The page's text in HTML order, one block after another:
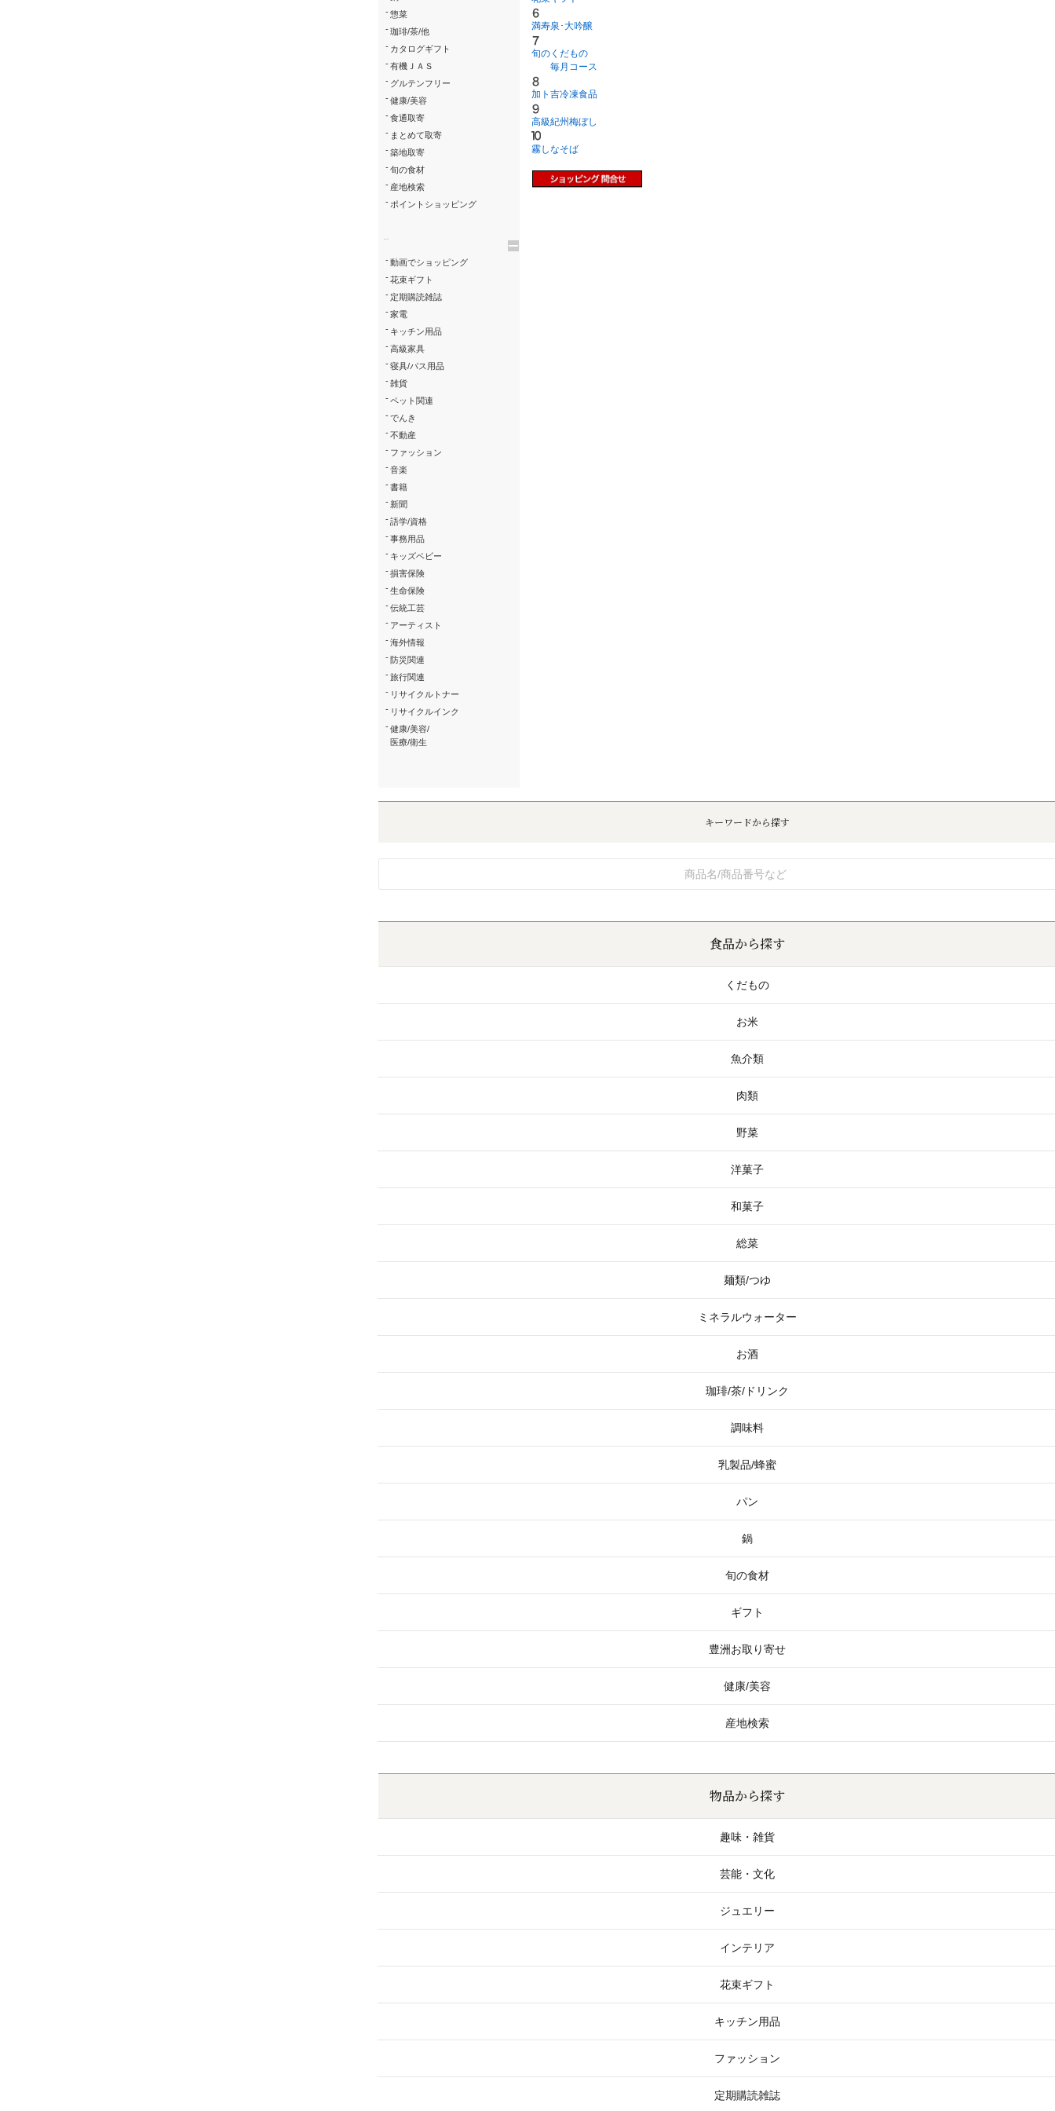
-惣菜
-珈琲/茶/他
- カタログギフト
-有機ＪＡＳ
- グルテンフリー
-健康/美容
-食通取寄
- まとめて取寄
-築地取寄
-旬の食材
- 産地検索
- ポイントショッピング
-動画でショッピング
-花束ギフト
- 定期購読雑誌
-家電
- キッチン用品
-高級家具
-寝具/バス用品
-雑貨
-ペット関連
-でんき
-不動産
- ファッション
-音楽
-書籍
- 新聞
-語学/資格
-事務用品
- キッズベビー
-損害保険
-生命保険
-伝統工芸
- アーティスト
-海外情報
-防災関連
-旅行関連
- リサイクルトナー
- リサイクルインク
-健康/美容/
医療/衛生
満寿泉･大吟醸
旬のくだもの
毎月コース
加ト吉冷凍食品
高級紀州梅ぼし
霧しなそば
キーワードから探す
食品から探す
くだもの
お米
魚介類
肉類
野菜
洋菓子
和菓子
総菜
麺類/つゆ
ミネラルウォーター
お酒
珈琲/茶/ドリンク
調味料
乳製品/蜂蜜
パン
鍋
旬の食材
ギフト
豊洲お取り寄せ
健康/美容
産地検索
物品から探す
趣味・雑貨
芸能・文化
ジュエリー
インテリア
花束ギフト
キッチン用品
ファッション
定期購読雑誌